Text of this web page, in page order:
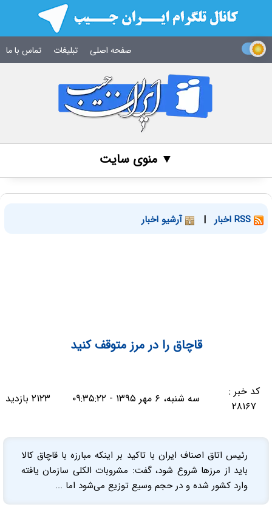
صفحه اصلی تبلیغات تماس با ما
▼ منوی سایت
| آرشیو اخبار
قاچاق را در مرز متوقف کنید
کد خبر :
۲۸۱۶۷
سه شنبه، ۶ مهر ۱۳۹۵ - ۰۹:۳۵:۲۲ ۲۱۲۳ بازدید
رئیس اتاق اصناف ایران با تاکید بر اینکه مبارزه با قاچاق کالا
باید از مرزها شروع شود، گفت: مشروبات الکلی سازمان یافته
وارد کشور شده و در حجم وسیع توزیع می‌شود اما ...